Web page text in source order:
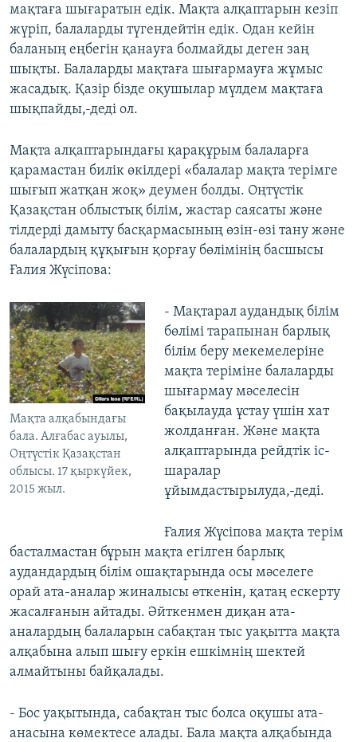
мақтаға шығаратын едік. Мақта алқаптарын кезіп
жүріп, балаларды түгендейтін едік. Одан кейін
баланың еңбегін қанауға болмайды деген заң
шықты. Балаларды мақтаға шығармауға жұмыс
жасадық. Қазір бізде оқушылар мүлдем мақтаға
шықпайды,-деді ол.
​Мақта алқаптарындағы қарақұрым балаларға
қарамастан билік өкілдері «балалар мақта терімге
шығып жатқан жоқ» деумен болды. Оңтүстік
Қазақстан облыстық білім, жастар саясаты және
тілдерді дамыту басқармасының өзін-өзі тану және
балалардың құқығын қорғау бөлімінің басшысы
Ғалия Жүсіпова:
Мақта алқабындағы
бала. Алғабас ауылы,
Оңтүстік Қазақстан
облысы. 17 қыркүйек,
2015 жыл.
- Мақтарал аудандық білім
бөлімі тарапынан барлық
білім беру мекемелеріне
мақта теріміне балаларды
шығармау мәселесін
бақылауда ұстау үшін хат
жолданған. Және мақта
алқаптарында рейдтік іс-
шаралар
ұйымдастырылуда,-деді.
Ғалия Жүсіпова мақта терім
басталмастан бұрын мақта егілген барлық
аудандардың білім ошақтарында осы мәселеге
орай ата-аналар жиналысы өткенін, қатаң ескерту
жасалғанын айтады. Әйткенмен диқан ата-
аналардың балаларын сабақтан тыс уақытта мақта
алқабына алып шығу еркін ешкімнің шектей
алмайтыны байқалады.
- Бос уақытында, сабақтан тыс болса оқушы ата-
анасына көмектесе алады. Бала мақта алқабында